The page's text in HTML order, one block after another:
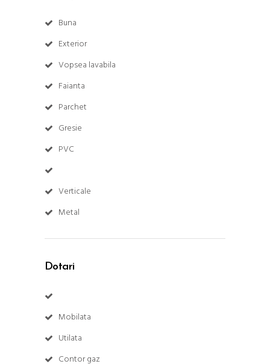
Buna
Exterior
Vopsea lavabila
Faianta
Parchet
Gresie
PVC
Verticale
Metal
Dotari
Mobilata
Utilata
Contor gaz